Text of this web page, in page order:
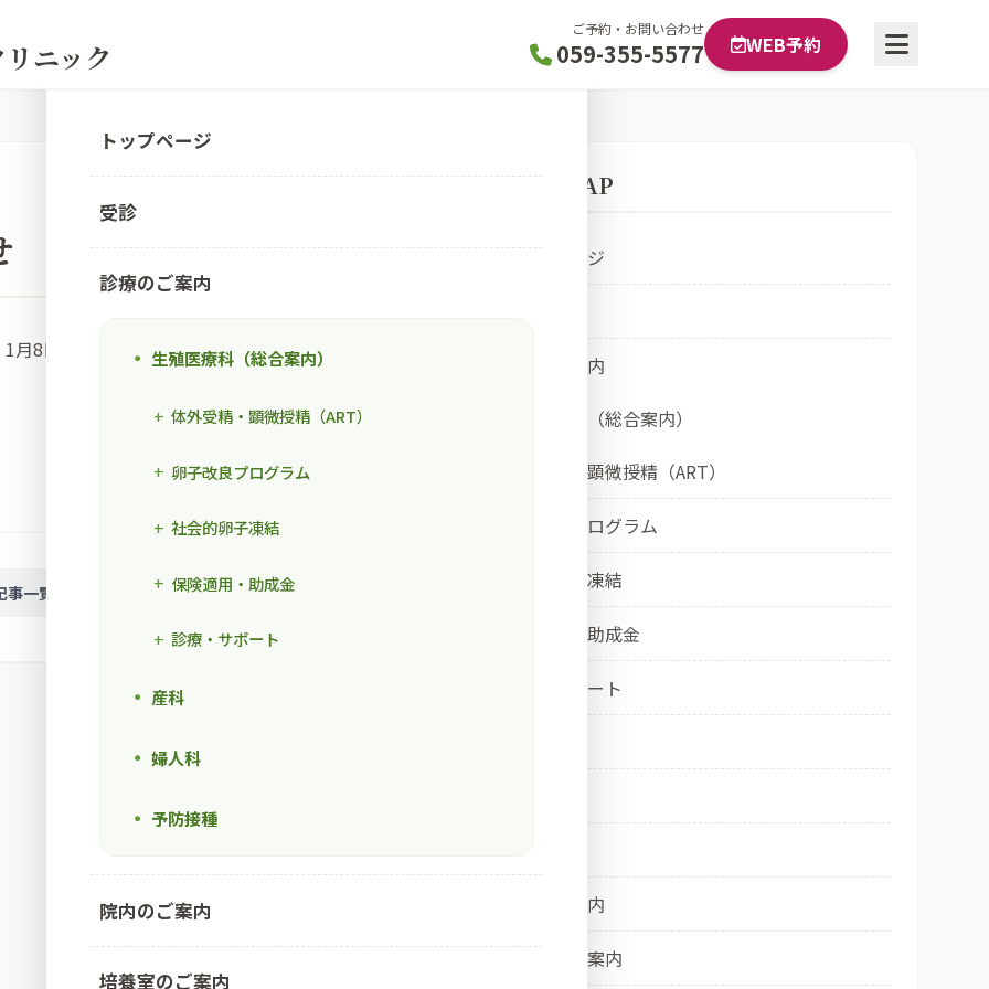
ニック
ご予約・お問い合わせ
059-355-5577 WEB予約
トップページ
受診
診療のご案内
生殖医療科（総合案内）
体外受精・顕微授精（ART）
卵子改良プログラム
社会的卵子凍結
保険適用・助成金
診療・サポート
産科
婦人科
予防接種
院内のご案内
培養室のご案内
8日(月)
事一覧
SITE MAP
トップページ
診療のご案内
生殖医療科（総合案内）
体外受精・顕微授精（ART）
卵子改良プログラム
社会的卵子凍結
保険適用・助成金
診療・サポート
院内のご案内
培養室のご案内